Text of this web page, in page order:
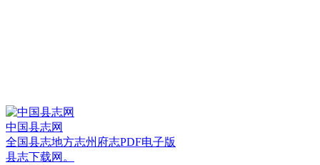
中国县志网
全国县志地方志州府志PDF电子版
县志下载网。